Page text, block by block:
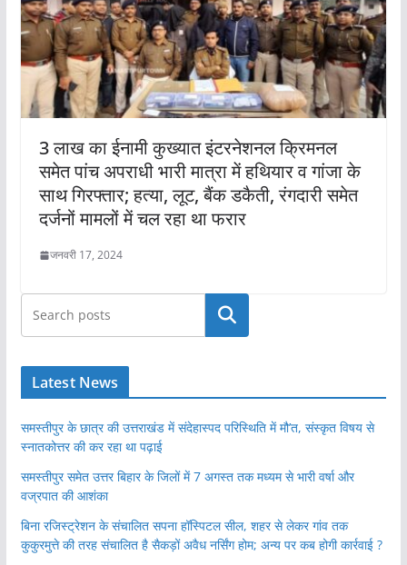
3 लाख का ईनामी कुख्यात इंटरनेशनल क्रिमनल
समेत पांच अपराधी भारी मात्रा में हथियार व गांजा के
साथ गिरफ्तार; हत्या, लूट, बैंक डकैती, रंगदारी समेत
दर्जनों मामलों में चल रहा था फरार
जनवरी 17, 2024
खोजें
Latest News
समस्तीपुर के छात्र की उत्तराखंड में संदेहास्पद परिस्थिति में मौ’त, संस्कृत विषय से
स्नातकोत्तर की कर रहा था पढ़ाई
समस्तीपुर समेत उत्तर बिहार के जिलों में 7 अगस्त तक मध्यम से भारी वर्षा और
वज्रपात की आशंका
बिना रजिस्ट्रेशन के संचालित सपना हॉस्पिटल सील, शहर से लेकर गांव तक
कुकुरमुत्ते की तरह संचालित है सैकड़ों अवैध नर्सिंग होम; अन्य पर कब होगी कार्रवाई ?